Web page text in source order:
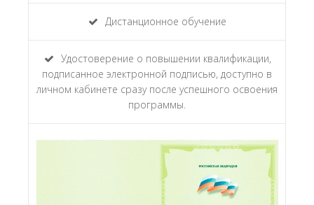
Дистанционное обучение
Удостоверение о повышении квалификации,
подписанное электронной подписью, доступно в
личном кабинете сразу после успешного освоения
программы.